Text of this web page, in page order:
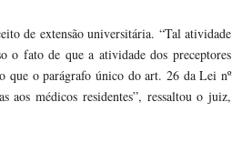
de extensão universitária. “Tal atividade
o fato de que a atividade dos preceptores
que o parágrafo único do art. 26 da Lei nº
aos médicos residentes”, ressaltou o juiz,